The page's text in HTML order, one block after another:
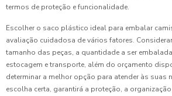
termos de proteção e funcionalidade.
Escolher o saco plástico ideal para embalar
avaliação cuidadosa de vários fatores.
tamanho das peças, a quantidade a ser
estocagem e transporte, além do orçamento
determinar a melhor opção para atender às suas
escolha certa, garantirá a proteção, a